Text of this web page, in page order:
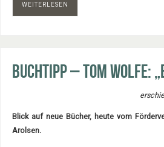
WEITERLESEN
Buchtipp – Tom Wolfe:
Blick auf neue Bücher, heute vom
Arolsen.